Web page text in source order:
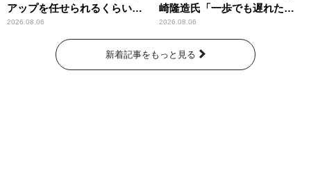
アップを任せられるくらいま
では成長して」
2026.08.06
崎隆造氏「一歩でも遅れた
ら…」
2026.08.06
新着記事をもっと見る